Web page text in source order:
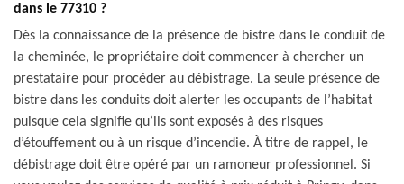
dans le 77310 ?
Dès la connaissance de la présence de bistre dans le conduit de
la cheminée, le propriétaire doit commencer à chercher un
prestataire pour procéder au débistrage. La seule présence de
bistre dans les conduits doit alerter les occupants de l’habitat
puisque cela signifie qu’ils sont exposés à des risques
d’étouffement ou à un risque d’incendie. À titre de rappel, le
débistrage doit être opéré par un ramoneur professionnel. Si